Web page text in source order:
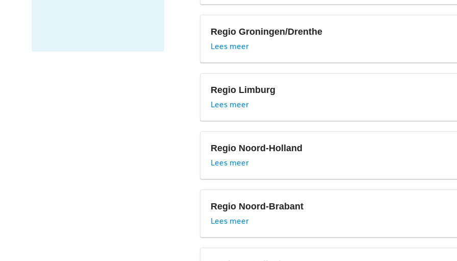
Email:voorzitter.NVA.Friesland@autisme.nl
penningmeester.nva.friesland@autisme.nl
Facebook
Pien Versteegh, voorzitter
Email:gelderland@autisme.nl
Pascal Wouters-Meijer, penningmeester
Email:penningmeester.nva.gelderland@autisme.nl
Email:Gelderland.RedactieNVA@autisme.nl
Michel Bergijk, alg. bestuurslid
Asim Kaymak, alg. bestuurslid
Email:bestuur1.nva.gl@autisme.nl
Regio Groningen/Drenthe
Lees meer
Regio Limburg
Lees meer
Regio Noord-Holland
Lees meer
Regio Noord-Brabant
Lees meer